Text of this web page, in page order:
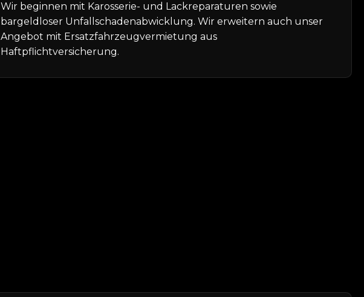
Wir beginnen mit Karosserie- und Lackreparaturen sowie
bargeldloser Unfallschadenabwicklung. Wir erweitern auch unser
Angebot mit Ersatzfahrzeugvermietung aus
Haftpflichtversicherung.